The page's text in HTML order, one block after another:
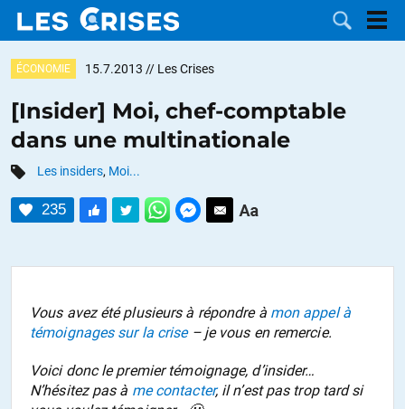
DOSSIERS
CATÉGORIES
CONTACTER
FAIRE UN
ÉCONOMIE 15.7.2013 // Les Crises
[Insider] Moi, chef-comptable
dans une multinationale
Les insiders, Moi...
235
Vous avez été plusieurs à répondre à mon appel à
témoignages sur la crise– je vous en remercie.
Voici donc le premier témoignage, d’insider…
N’hésitez pas à me contacter, il n’est pas trop tard si